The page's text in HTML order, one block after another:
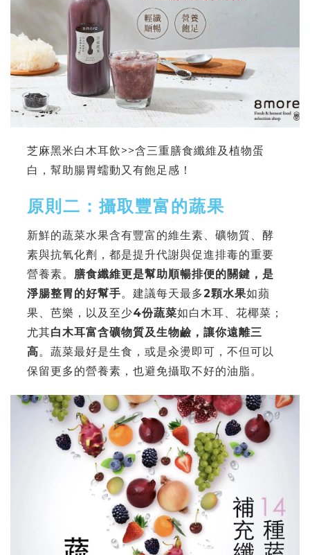
芝麻黑米白木耳飲>>含三重膳食纖維及植物蛋
白，幫助腸胃蠕動又有飽足感！
原則二：攝取豐富的蔬果
新鮮的蔬菜水果含有豐富的維生素、礦物質、酵
素與抗氧化劑，都是提升代謝與促進排毒的重要
營養素。 膳食纖維更是幫助順暢排便的關鍵，是
淨腸整胃的好幫手。建議每天最多2顆水果如蘋
果、芭樂，以及至少4份蔬菜如白木耳、花椰菜；
尤其白木耳富含礦物質及生物鹼，讓你遠離三
高。蔬菜最好是生食，或是汆燙即可，不但可以
保留更多的營養素，也避免攝取不好的油脂。